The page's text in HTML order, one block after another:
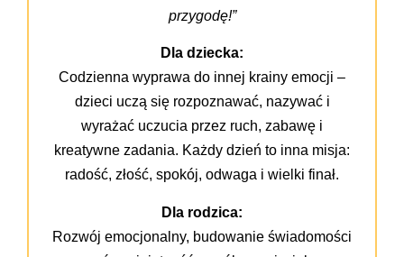
przygodę!”
Dla dziecka:
Codzienna wyprawa do innej krainy emocji –
dzieci uczą się rozpoznawać, nazywać i
wyrażać uczucia przez ruch, zabawę i
kreatywne zadania. Każdy dzień to inna misja:
radość, złość, spokój, odwaga i wielki finał.
Dla rodzica:
Rozwój emocjonalny, budowanie świadomości